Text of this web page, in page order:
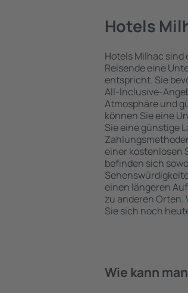
Hotels
Hotels Milhac
Reisende eine
entspricht. Sie
All-Inclusive-
Atmosphäre und
können Sie eine
Sie eine günstige
einer kostenlosen
befinden sich
einen längeren
zu anderen Orten.
Sie sich noch
Wie kann